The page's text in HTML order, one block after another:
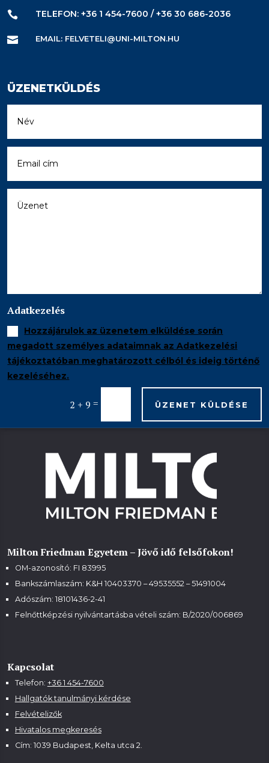
 TELEFON: +36 1 454-7600 / +36 30 686-2036
 EMAIL: FELVETELI@UNI-MILTON.HU
ÜZENETKÜLDÉS
Adatkezelés
Hozzájárulok az üzenetem elküldése során
megadott személyes adataimnak az Adatkezelési
tájékoztatóban meghatározott célból és ideig történő
kezeléséhez.
2 + 9 = ÜZENET KÜLDÉSE
Milton Friedman Egyetem – Jövő idő felsőfokon!
OM-azonosító: FI 83995
Bankszámlaszám: K&H 10403370 – 49535552 – 51491004
Adószám: 18101436-2-41
Felnőttképzési nyilvántartásba vételi szám: B/2020/006869
Kapcsolat
Telefon: +36 1 454-7600
Hallgatók tanulmányi kérdése
Felvételizők
Hivatalos megkeresés
Cím: 1039 Budapest, Kelta utca 2.